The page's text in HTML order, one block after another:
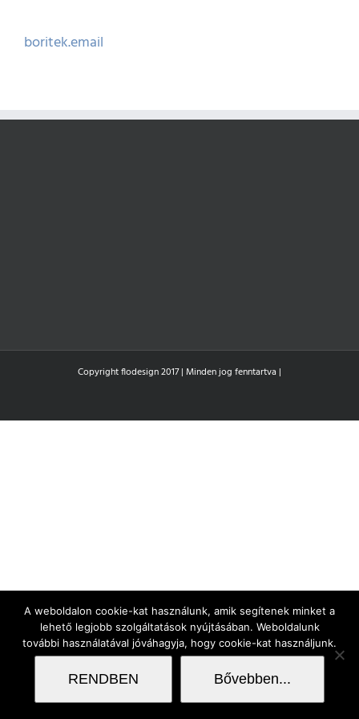
boritek.email
Copyright flodesign 2017 | Minden jog fenntartva |
A weboldalon cookie-kat használunk, amik segítenek minket a
lehető legjobb szolgáltatások nyújtásában. Weboldalunk
további használatával jóváhagyja, hogy cookie-kat használjunk.
RENDBEN Bővebben...